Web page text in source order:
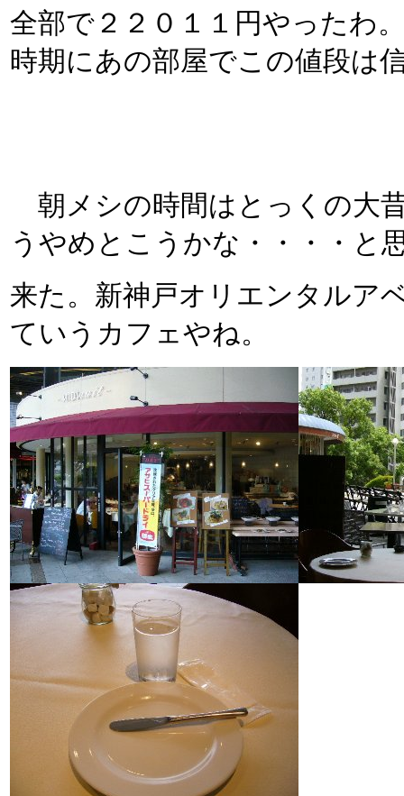
全部で２２０１１円やったわ
時期にあの部屋でこの値段は
朝メシの時間はとっくの大
うやめとこうかな・・・・と
来た。新神戸オリエンタルア
ていうカフェやね。